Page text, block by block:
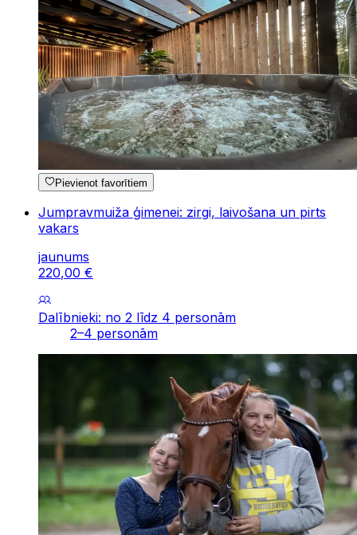
Pievienot favorītiem
Jumpravmuiža ģimenei: zirgi, laivošana un pirts
vakars
jaunums
220,00 €
Dalībnieki: no 2 līdz 4 personām
2–4 personām